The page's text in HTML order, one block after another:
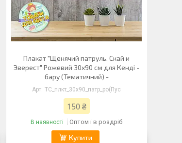
Плакат "Щенячий патруль. Скай и
Эверест" Рожевий 30x90 см для Кенді -
бару (Тематичний) -
ТС_плкт_30х90_патр_ро(Пус
150 ₴
В наявності Оптом і в роздріб
Купити